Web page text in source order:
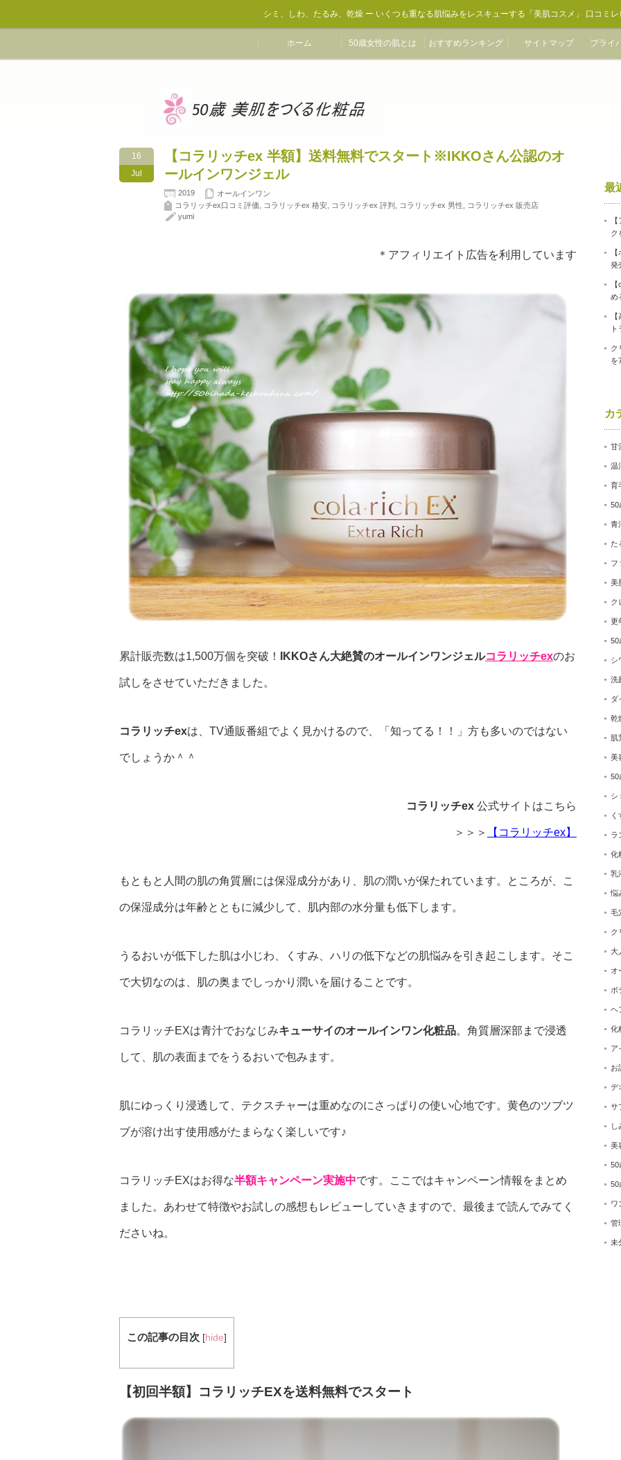
シミ、しわ、たるみ、乾燥 ー いくつも重なる肌悩みをレスキューする「美肌コスメ」 口コミ
ホーム 50歳女性の肌とは おすすめランキング サイトマップ プライ
16
Jul
【コラリッチex 半額】送料無料でスタート※IKKOさん公認のオ
ールインワンジェル
2019
オールインワン
コラリッチex口コミ評価
コラリッチex 格安 コラリッチex 評判 コラリッチex 男性
コラリッチex 販売店
yumi
＊アフィリエイト広告を利用しています
累計販売数は1,500万個を突破！ IKKOさん大絶賛のオールインワンジェルコラリッチexのお
試しをさせていただきました。
コラリッチexは、TV通販番組でよく見かけるので、「知ってる！！」方も多いのではない
でしょうか＾＾
コラリッチex 公式サイトはこちら
＞＞＞ 【コラリッチex】
もともと人間の肌の角質層には保湿成分があり、肌の潤いが保たれています。ところが、こ
の保湿成分は年齢とともに減少して、肌内部の水分量も低下します。
うるおいが低下した肌は小じわ、くすみ、ハリの低下などの肌悩みを引き起こします。そこ
で大切なのは、肌の奥までしっかり潤いを届けることです。
コラリッチEXは青汁でおなじみキューサイのオールインワン化粧品。角質層深部まで浸透
して、肌の表面までをうるおいで包みます。
肌にゆっくり浸透して、テクスチャーは重めなのにさっぱりの使い心地です。黄色のツブツ
ブが溶け出す使用感がたまらなく楽しいです♪
コラリッチEXはお得な半額キャンペーン実施中です。ここではキャンペーン情報をまとめ
ました。あわせて特徴やお試しの感想もレビューしていきますので、最後まで読んでみてく
ださいね。
この記事の目次 [hide]
【初回半額】コラリッチEXを送料無料でスタート
最
ク
発
め
ク
を
カ
甘
温
育
50
青
た
フ
美
ク
更
50
シ
洗
ダ
乾
肌
美
50
シ
ラ
化
乳
悩
毛
ク
大
オ
ボ
ヘ
化
ア
お
デ
サ
し
美
50
50
ワ
管
未